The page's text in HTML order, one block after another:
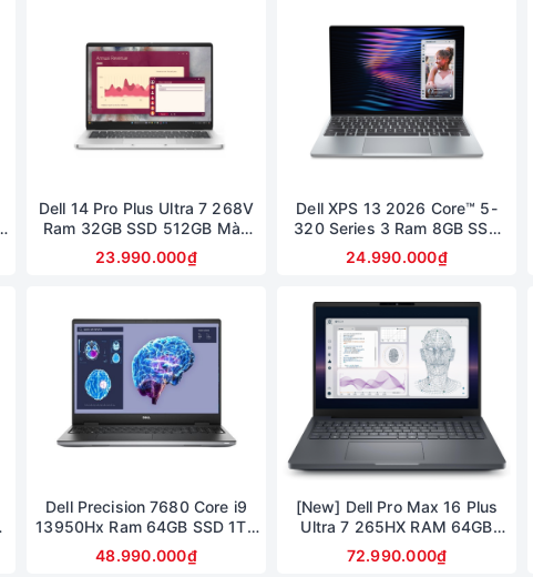
Dell 14 Pro Plus Ultra 7 268V
Ram 32GB SSD 512GB Màn
14inch FullHD Touch
23.990.000₫
Dell XPS 13 2026 Core™ 5-
320 Series 3 Ram 8GB SSD
512GB Màn 13.4inch 2K cảm
ứng
24.990.000₫
Dell Precision 7680 Core i9
13950Hx Ram 64GB SSD 1TB
Màn 16inch Màn hình 16inch
4K OLED RTX 2000
48.990.000₫
[New] Dell Pro Max 16 Plus
Ultra 7 265HX RAM 64GB
M2.SSD 1TB 4K OLED 120Hz
NVIDIA RTX PRO A2000 8GB
72.990.000₫